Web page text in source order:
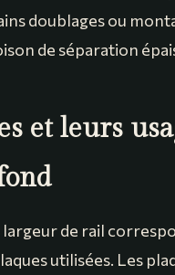
doublages ou
de séparation
et leurs
de rail
utilisées. Les